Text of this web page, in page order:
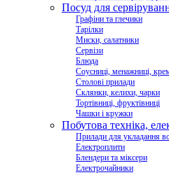
Посуд для
Графіни та глечики
Тарілки
Миски, салатники
Сервізи
Блюда
Соусниці, менажниці,
Столові прилади
Склянки, келихи, чарки
Тортівниці, фруктівниці
Чашки і кружки
Побутова техніка,
Прилади для укладання
Електроплити
Блендери та міксери
Електрочайники